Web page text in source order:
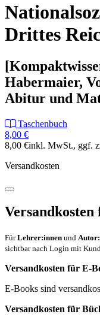
Drittes
Habermaier,
Abitur und
Taschenbuch
8,00 €
8,00 €inkl. MwSt., ggf.
Versandkosten
FürLehrer:innen und
sichtbar nach Login mit
Versandkosten für E-
E-Books sind
Versandkosten für